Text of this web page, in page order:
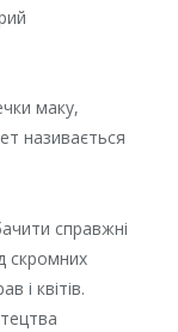
маку,
називається
справжні
скромних
і квітів.